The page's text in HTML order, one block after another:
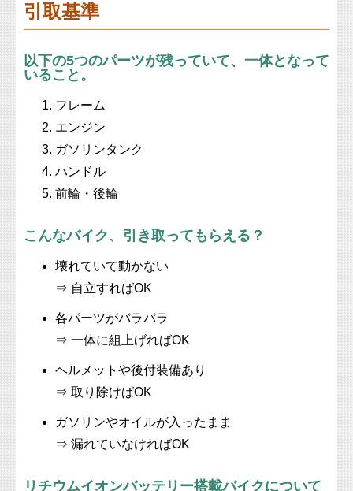
引取基準
以下の5つのパーツが残っていて、一体となって
いること。
フレーム
エンジン
ガソリンタンク
ハンドル
前輪・後輪
こんなバイク、引き取ってもらえる？
壊れていて動かない
⇒ 自立すればOK
各パーツがバラバラ
⇒ 一体に組上げればOK
ヘルメットや後付装備あり
⇒ 取り除けばOK
ガソリンやオイルが入ったまま
⇒ 漏れていなければOK
リチウムイオンバッテリー搭載バイクについて